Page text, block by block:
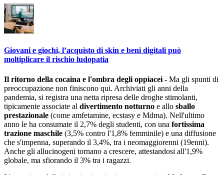
Giovani e giochi, l’acquisto di skin e beni digitali può
moltiplicare il rischio ludopatia
Il ritorno della cocaina e l'ombra degli oppiacei - Ma gli spunti di
preoccupazione non finiscono qui. Archiviati gli anni della
pandemia, si registra una netta ripresa delle droghe stimolanti,
tipicamente associate al divertimento notturno e allo sballo
prestazionale (come amfetamine, ecstasy e Mdma). Nell'ultimo
anno le ha consumate il 2,7% degli studenti, con una fortissima
trazione maschile (3,5% contro l'1,8% femminile) e una diffusione
che s'impenna, superando il 3,4%, tra i neomaggiorenni (19enni).
Anche gli allucinogeni tornano a crescere, attestandosi all'1,9%
globale, ma sfiorando il 3% tra i ragazzi.